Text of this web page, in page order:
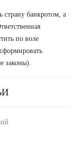
страну банкротом, а
по воле
законы).